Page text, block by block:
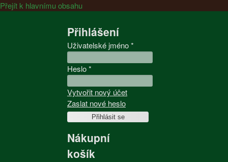
Přejít k hlavnímu obsahu
Přihlášení
Uživatelské jméno*
Heslo*
Vytvořit nový účet
Zaslat nové heslo
Nákupní
košík